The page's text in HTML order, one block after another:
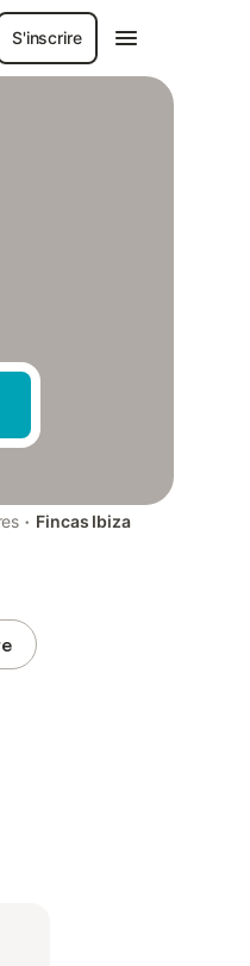
S'inscrire
· Fincas Ibiza